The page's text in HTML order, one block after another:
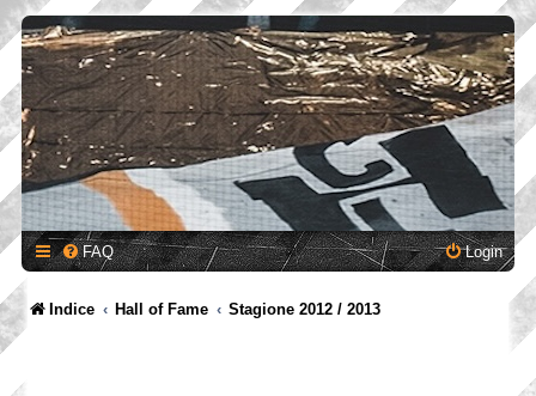
FAQ Login
Indice Hall of Fame Stagione 2012 / 2013